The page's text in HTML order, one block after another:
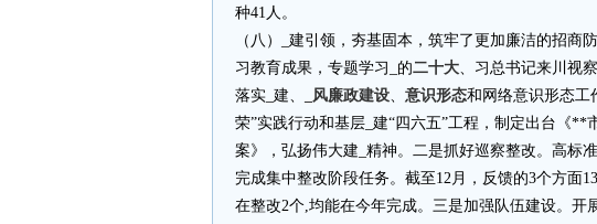
种41人。
（八）_建引领，夯基固本，筑牢了更加廉洁的招商
习教育成果，专题学习_的二十大、习总书记来川视
落实_建、
_风廉政建设、 意识形态和网络意识形态工
荣”实践行动和基层_建“四六五”工程，制定出台《**
案》，弘扬伟大建_精神。二是抓好巡察整改。高标
完成集中整改阶段任务。截至12月，反馈的3个方面
在整改2个,均能在今年完成。三是加强队伍建设。开